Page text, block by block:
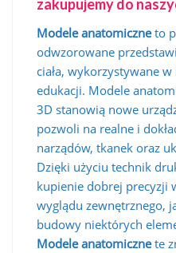
zakupujemy do
Modele anatomiczneto
odwzorowane
ciała, wykorzystywane
edukacji. Modele
3D stanowią nowe
pozwoli na realne i
narządów, tkanek oraz
Dzięki użyciu technik
kupienie dobrej precyzji
wyglądu zewnętrznego,
budowy niektórych
Modele anatomicznete